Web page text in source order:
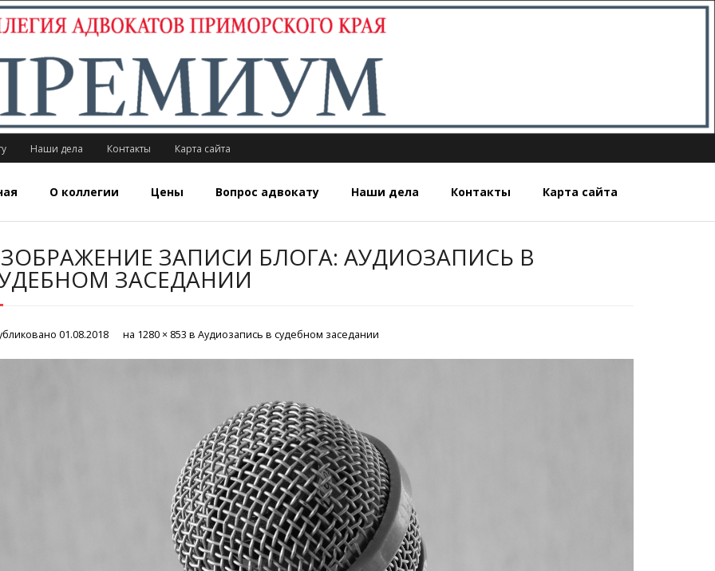
Наши дела Контакты Карта сайта
О коллегии Цены Вопрос адвокату Наши дела Контакты Карта сайта
ЗАПИСИ БЛОГА: АУДИОЗАПИСЬ В
ЗАСЕДАНИИ
01.08.2018 на 1280 × 853 в Аудиозапись в судебном заседании